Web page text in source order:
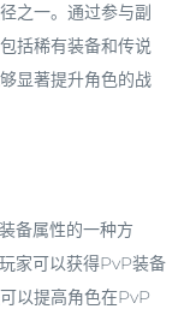
之一。通过参与副
括稀有装备和传说
显著提升角色的战
备属性的一种方
家可以获得PvP装备
以提高角色在PvP